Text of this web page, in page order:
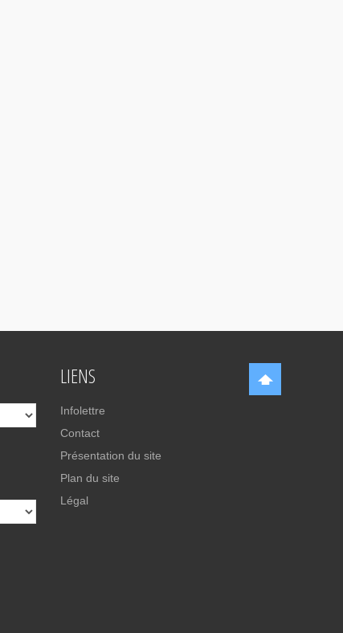
LIENS
Infolettre
Contact
Présentation du site
Plan du site
Légal